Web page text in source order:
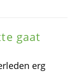
gaat
erg